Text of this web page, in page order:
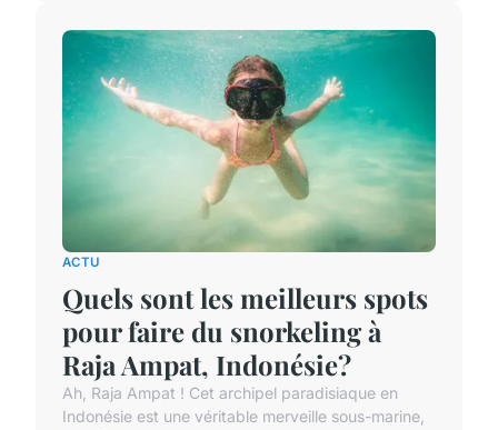
ACTU
Quels sont les meilleurs spots
pour faire du snorkeling à
Raja Ampat, Indonésie?
Ah, Raja Ampat ! Cet archipel paradisiaque en
Indonésie est une véritable merveille sous-marine,